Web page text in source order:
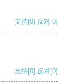
支持[0] 反对[0]
支持[0] 反对[0]